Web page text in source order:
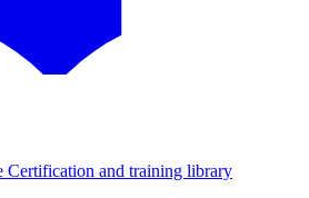
Certification and training library